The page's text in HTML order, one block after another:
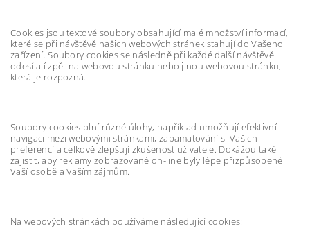
Cookies jsou textové soubory obsahující malé množství informací,
které se při návštěvě našich webových stránek stahují do Vašeho
zařízení. Soubory cookies se následně při každé další návštěvě
odesílají zpět na webovou stránku nebo jinou webovou stránku,
která je rozpozná.
Soubory cookies plní různé úlohy, například umožňují efektivní
navigaci mezi webovými stránkami, zapamatování si Vašich
preferencí a celkově zlepšují zkušenost uživatele. Dokážou také
zajistit, aby reklamy zobrazované on-line byly lépe přizpůsobené
Vaší osobě a Vaším zájmům.
Na webových stránkách používáme následující cookies: